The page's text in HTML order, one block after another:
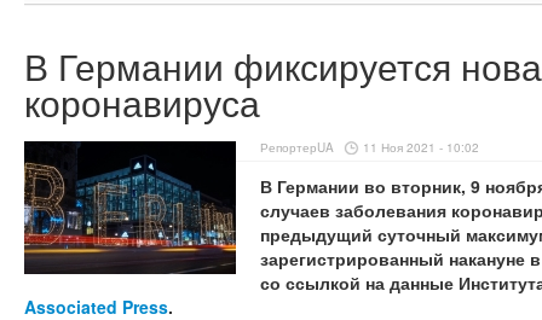
В Германии фиксируется
коронавируса
РепортерUA 11 Ноя 2021 - 10:02
В Германии во вторник, 9
случаев заболевания
предыдущий суточный
зарегистрированный накануне
со ссылкой на данные
Associated Press.